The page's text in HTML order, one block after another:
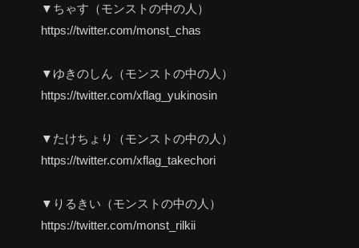
▼ちゃす（モンストの中の人）
https://twitter.com/monst_chas
▼ゆきのしん（モンストの中の人）
https://twitter.com/xflag_yukinosin
▼たけちょり（モンストの中の人）
https://twitter.com/xflag_takechori
▼りるきい（モンストの中の人）
https://twitter.com/monst_rilkii